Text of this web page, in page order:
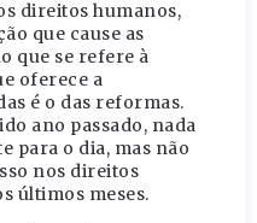
direitos humanos,
que cause as
que se refere à
oferece a
é o das reformas.
ano passado, nada
para o dia, mas não
nos direitos
últimos meses.